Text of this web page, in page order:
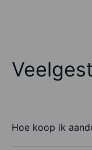
Hoe koop ik